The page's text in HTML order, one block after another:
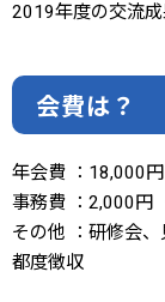
2019年度の交流
会費は？
年会費 ：18,000円
事務費 ：2,000円
その他 ：研修会
都度徴収